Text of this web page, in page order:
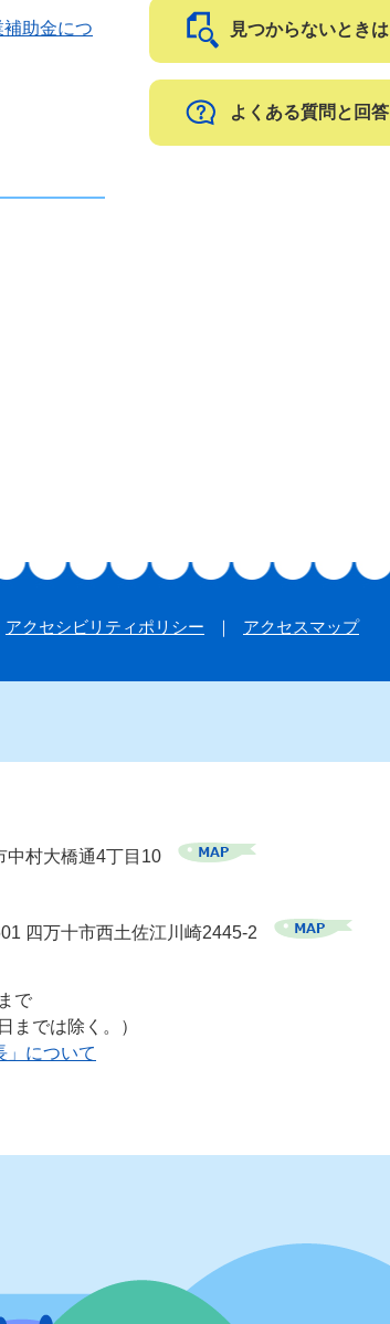
助金につ
見つからないときは
よくある質問と回答
アクセシビリティポリシー アクセスマップ
中村大橋通4丁目10
四万十市西土佐江川崎2445-2
で
までは除く。）
」について